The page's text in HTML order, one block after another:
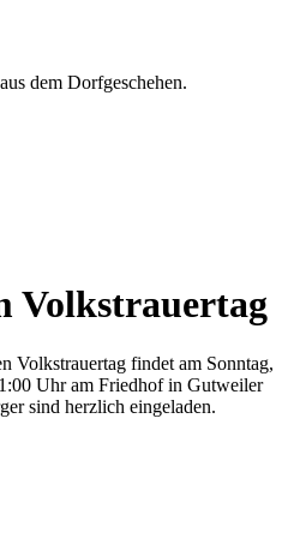
dem Dorfgeschehen.
Volkstrauertag
Volkstrauertag findet am Sonntag,
Uhr am Friedhof in Gutweiler
sind herzlich eingeladen.